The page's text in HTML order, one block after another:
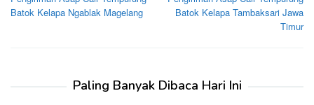
pos
Batok Kelapa Ngablak Magelang
Batok Kelapa Tambaksari Jawa
Timur
Paling Banyak Dibaca Hari Ini